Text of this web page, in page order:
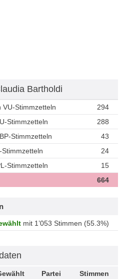
Bartholdi
VU-Stimmzetteln
294
Stimmzetteln
288
Stimmzetteln
43
Stimmzetteln
24
Stimmzetteln
15
664
mit 1’053 Stimmen (55.3%)
Partei Stimmen